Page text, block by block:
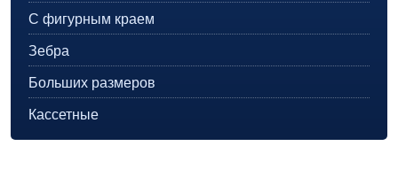
С фигурным краем
Зебра
Больших размеров
Кассетные